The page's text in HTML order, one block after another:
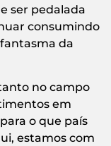
ser pedalada
consumindo
da
no campo
em
o que país
estamos com